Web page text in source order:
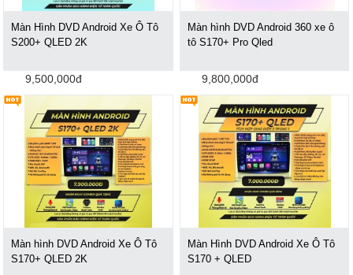
Màn Hình DVD Android Xe Ô Tô
S200+ QLED 2K
9,500,000đ
Màn hình DVD Android 360 xe ô
tô S170+ Pro Qled
9,800,000đ
Màn hình DVD Android Xe Ô Tô
S170+ QLED 2K
Màn Hình DVD Android Xe Ô Tô
S170 + QLED